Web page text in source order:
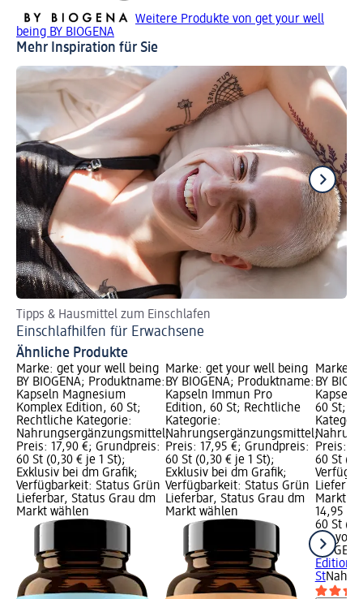
Weitere Produkte von get your well
being BY BIOGENA
Mehr Inspiration für Sie
Tipps & Hausmittel zum Einschlafen
Einschlafhilfen für Erwachsene
Ähnliche Produkte
Marke: get your well being
BY BIOGENA; Produktname:
Kapseln Magnesium
Komplex Edition, 60 St;
Rechtliche Kategorie:
Nahrungsergänzungsmittel;
Preis: 17,90 €; Grundpreis:
60 St (0,30 € je 1 St);
Exklusiv bei dm Grafik;
Verfügbarkeit: Status Grün
Lieferbar, Status Grau dm
Markt wählen
Marke: get your well being
BY BIOGENA; Produktname:
Kapseln Immun Pro
Edition, 60 St; Rechtliche
Kategorie:
Nahrungsergänzungsmittel;
Preis: 17,95 €; Grundpreis:
60 St (0,30 € je 1 St);
Exklusiv bei dm Grafik;
Verfügbarkeit: Status Grün
Lieferbar, Status Grau dm
Markt wählen
Marke:
BY
Kapseln
60 St;
Preis:
60 St
Markt
14,95 €
60 St
get your
BIOGENA
Edition,
St